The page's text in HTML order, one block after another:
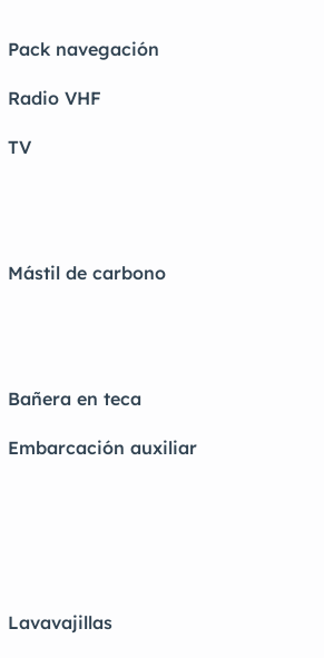
Pack navegación
Radio VHF
TV
Mástil de carbono
Bañera en teca
Embarcación auxiliar
Lavavajillas